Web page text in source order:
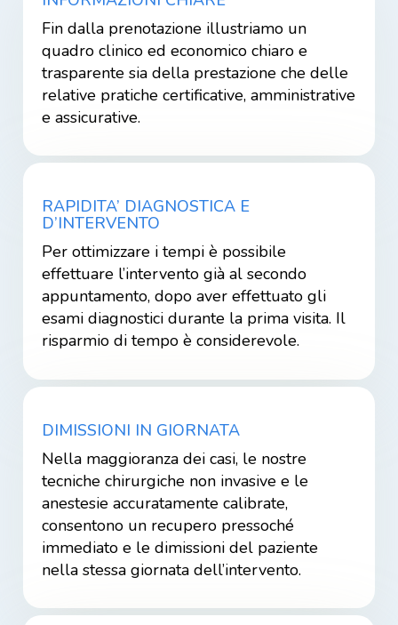
Fin dalla prenotazione illustriamo un
quadro clinico ed economico chiaro e
trasparente sia della prestazione che delle
relative pratiche certificative, amministrative
e assicurative.
RAPIDITA’ DIAGNOSTICA E
D’INTERVENTO
Per ottimizzare i tempi è possibile
effettuare l’intervento già al secondo
appuntamento, dopo aver effettuato gli
esami diagnostici durante la prima visita. Il
risparmio di tempo è considerevole.
DIMISSIONI IN GIORNATA
Nella maggioranza dei casi, le nostre
tecniche chirurgiche non invasive e le
anestesie accuratamente calibrate,
consentono un recupero pressoché
immediato e le dimissioni del paziente
nella stessa giornata dell’intervento.